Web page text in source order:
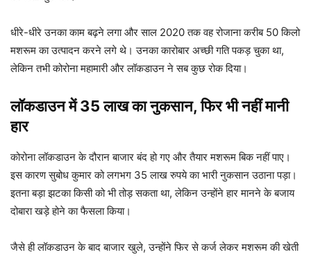
धीरे-धीरे उनका काम बढ़ने लगा और साल 2020 तक वह रोजाना करीब 50 किलो
मशरूम का उत्पादन करने लगे थे। उनका कारोबार अच्छी गति पकड़ चुका था,
लेकिन तभी कोरोना महामारी और लॉकडाउन ने सब कुछ रोक दिया।
लॉकडाउन में 35 लाख का नुकसान, फिर भी नहीं मानी
हार
कोरोना लॉकडाउन के दौरान बाजार बंद हो गए और तैयार मशरूम बिक नहीं पाए।
इस कारण सुबोध कुमार को लगभग 35 लाख रुपये का भारी नुकसान उठाना पड़ा।
इतना बड़ा झटका किसी को भी तोड़ सकता था, लेकिन उन्होंने हार मानने के बजाय
दोबारा खड़े होने का फैसला किया।
जैसे ही लॉकडाउन के बाद बाजार खुले, उन्होंने फिर से कर्ज लेकर मशरूम की खेती